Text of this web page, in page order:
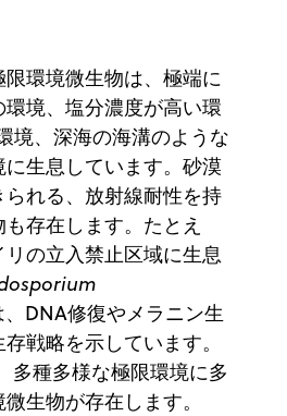
環境微生物は、極端に
境、塩分濃度が高い環
境、深海の海溝のような
生息しています。砂漠
れる、放射線耐性を持
存在します。たとえ
の立入禁止区域に生息
、DNA修復やメラニン生
戦略を示しています。
多種多様な極限環境に多
生物が存在します。